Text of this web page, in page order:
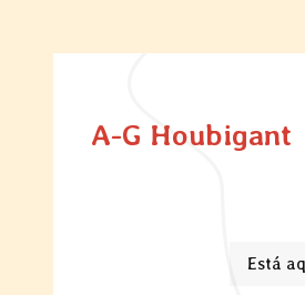
A-G Houbigant
Está